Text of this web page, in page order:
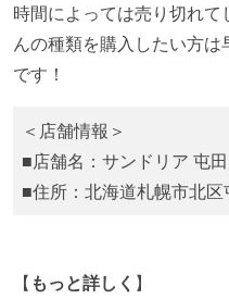
時間によっては売り切れ
んの種類を購入したい方
です！
＜店舗情報＞
■店舗名：サンドリア 屯
■住所：北海道札幌市北
【 もっと詳しく 】